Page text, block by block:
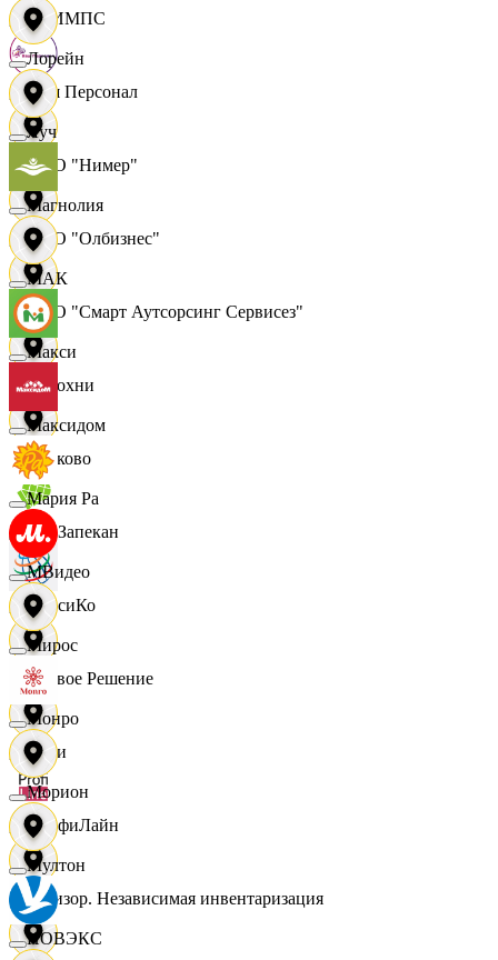
ОЛИМПС
Ваш Персонал
ООО "Нимер"
ООО "Олбизнес"
ООО "Смарт Аутсорсинг Сервисез"
Отдохни
Очаково
ПанЗапекан
ПепсиКо
Первое Решение
Пери
ПрофиЛайн
Ревизор. Независимая инвентаризация
Лорейн
Луч
Магнолия
МАК
Макси
Максидом
Мария Ра
МВидео
Мирос
Монро
Морион
Мултон
НОВЭКС